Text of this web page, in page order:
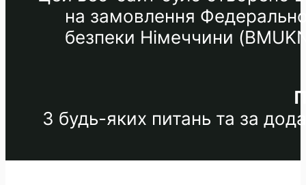
на замовлення
безпеки Німеччини
З будь-яких питань та за